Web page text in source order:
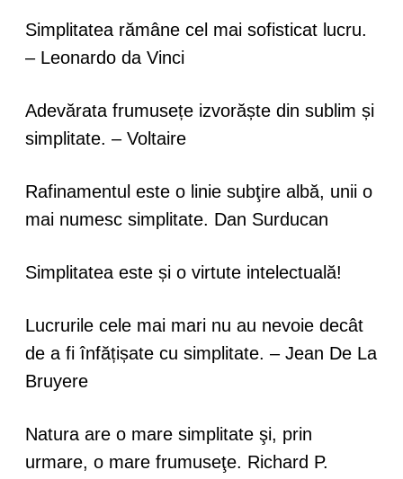
Simplitatea rămâne cel mai sofisticat lucru.
– Leonardo da Vinci
Adevărata frumusețe izvorăște din sublim și
simplitate. – Voltaire
Rafinamentul este o linie subţire albă, unii o
mai numesc simplitate. Dan Surducan
Simplitatea este și o virtute intelectuală!
Lucrurile cele mai mari nu au nevoie decât
de a fi înfățișate cu simplitate. – Jean De La
Bruyere
Natura are o mare simplitate şi, prin
urmare, o mare frumuseţe. Richard P.